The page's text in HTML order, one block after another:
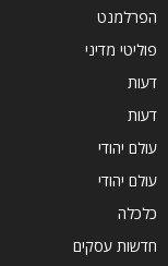
הפרלמנט
פוליטי מדיני
דעות
דעות
עולם יהודי
עולם יהודי
כלכלה
חדשות עסקים